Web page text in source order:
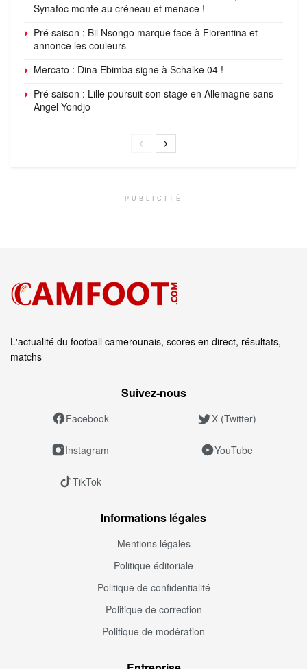
Synafoc monte au créneau et menace !
Pré saison : Bil Nsongo marque face à Fiorentina et
annonce les couleurs
Mercato : Dina Ebimba signe à Schalke 04 !
Pré saison : Lille poursuit son stage en Allemagne sans
Angel Yondjo
PUBLICITÉ
L'actualité du football camerounais, scores en direct, résultats,
matchs
Suivez‑nous
Facebook X (Twitter)
Instagram YouTube
TikTok
Informations légales
Mentions légales
Politique éditoriale
Politique de confidentialité
Politique de correction
Politique de modération